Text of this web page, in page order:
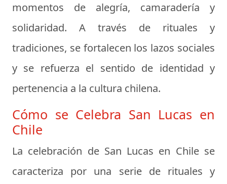
momentos de alegría, camaradería y
solidaridad. A través de rituales y
tradiciones, se fortalecen los lazos sociales
y se refuerza el sentido de identidad y
pertenencia a la cultura chilena.
Cómo se Celebra San Lucas en
Chile
La celebración de San Lucas en Chile se
caracteriza por una serie de rituales y